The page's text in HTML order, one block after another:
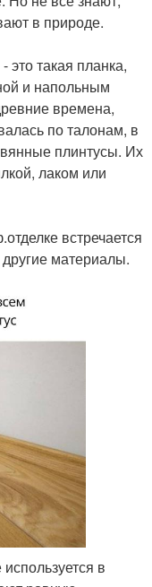
в природе.
такая планка,
и напольным
времена,
по талонам, в
плинтусы. Их
лаком или
встречается
материалы.
в